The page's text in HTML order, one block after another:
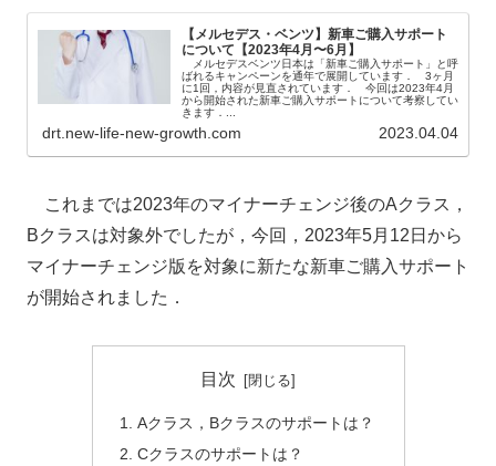
【メルセデス・ベンツ】新車ご購入サポート
について【2023年4月〜6月】
メルセデスベンツ日本は「新車ご購入サポート」と呼
ばれるキャンペーンを通年で展開しています． 3ヶ月
に1回，内容が見直されています． 今回は2023年4月
から開始された新車ご購入サポートについて考察してい
きます．...
drt.new-life-new-growth.com 2023.04.04
これまでは2023年のマイナーチェンジ後のAクラス，
Bクラスは対象外でしたが，今回，2023年5月12日から
マイナーチェンジ版を対象に新たな新車ご購入サポート
が開始されました．
目次
Aクラス，Bクラスのサポートは？
Cクラスのサポートは？